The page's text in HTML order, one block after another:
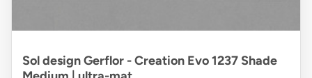
Sol design Gerflor - Creation Evo 1237 Shade